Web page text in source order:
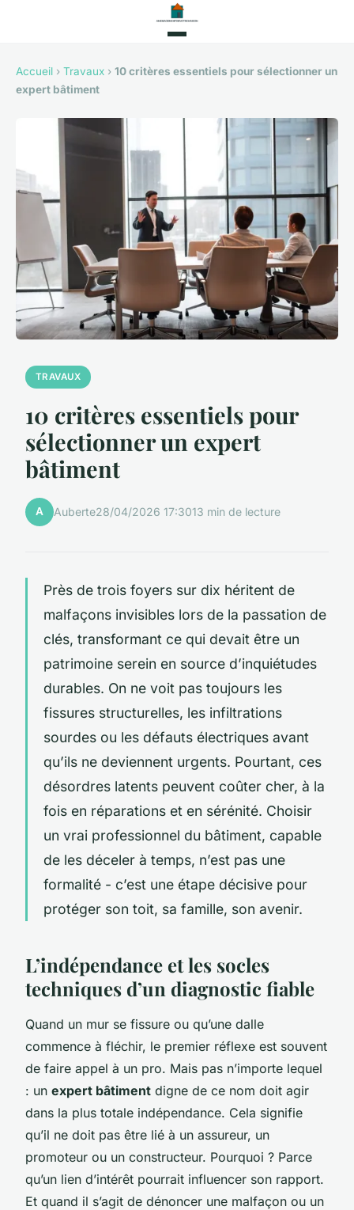
Accueil › Travaux › 10 critères essentiels pour sélectionner un
expert bâtiment
TRAVAUX
10 critères essentiels pour
sélectionner un expert
bâtiment
A Auberte28/04/2026 17:3013 min de lecture
Près de trois foyers sur dix héritent de
malfaçons invisibles lors de la passation de
clés, transformant ce qui devait être un
patrimoine serein en source d’inquiétudes
durables. On ne voit pas toujours les
fissures structurelles, les infiltrations
sourdes ou les défauts électriques avant
qu’ils ne deviennent urgents. Pourtant, ces
désordres latents peuvent coûter cher, à la
fois en réparations et en sérénité. Choisir
un vrai professionnel du bâtiment, capable
de les déceler à temps, n’est pas une
formalité - c’est une étape décisive pour
protéger son toit, sa famille, son avenir.
L’indépendance et les socles
techniques d’un diagnostic fiable
Quand un mur se fissure ou qu’une dalle
commence à fléchir, le premier réflexe est souvent
de faire appel à un pro. Mais pas n’importe lequel
: un expert bâtiment digne de ce nom doit agir
dans la plus totale indépendance. Cela signifie
qu’il ne doit pas être lié à un assureur, un
promoteur ou un constructeur. Pourquoi ? Parce
qu’un lien d’intérêt pourrait influencer son rapport.
Et quand il s’agit de dénoncer une malfaçon ou un